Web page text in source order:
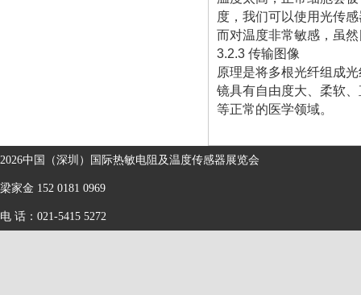
度，我们可以使用光传
而对温度非常敏感，虽
3.2.3 传输图像
原理是将多根光纤组成
镜具有自由度大、柔软
等正常的医学领域。
2026中国（深圳）国际热敏电阻及温度传感器展览会
梁家金 152 0181 0969
电 话：021-5415 5272